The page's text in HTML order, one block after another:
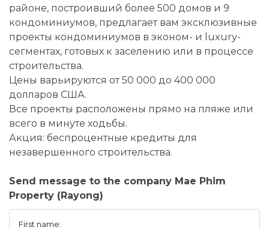
районе, построивший более 500 домов и 9
кондоминиумов, предлагает вам эксклюзивные
проекты кондоминиумов в эконом- и luxury-
сегментах, готовых к заселению или в процессе
строительства.
Цены варьируются от 50 000 до 400 000
долларов США.
Все проекты расположены прямо на пляже или
всего в минуте ходьбы.
Акция: беспроцентные кредиты для
незавершенного строительства.
Send message to the company Mae Phim
Property (Rayong)
First name: